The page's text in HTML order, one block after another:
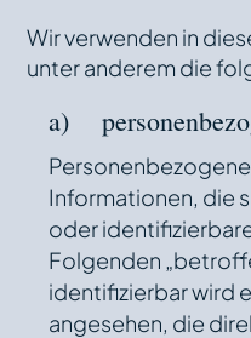
Wir verwenden in
unter anderem die
a)
Informationen, die
oder
Folgenden
identifizierbar wird
angesehen, die